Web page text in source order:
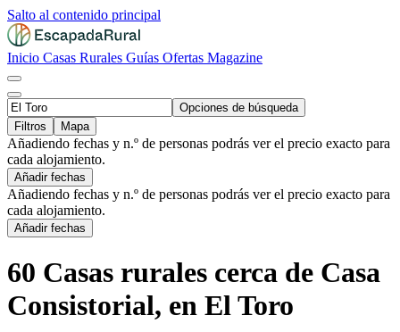
Salto al contenido principal
Inicio Casas Rurales Guías Ofertas Magazine
Opciones de búsqueda
Filtros
Mapa
Añadiendo fechas y n.º de personas podrás ver el precio exacto para
cada alojamiento.
Añadir fechas
Añadiendo fechas y n.º de personas podrás ver el precio exacto para
cada alojamiento.
Añadir fechas
60 Casas rurales cerca de Casa
Consistorial, en El Toro